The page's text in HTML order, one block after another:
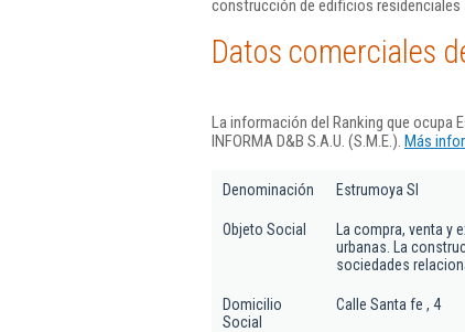
construcción de edificios residenciales
Datos comerciales
La información del Ranking que ocupa
INFORMA D&B S.A.U. (S.M.E.). Más
Denominación Estrumoya Sl
Objeto Social
La compra, venta
urbanas. La
sociedades
Domicilio
Social
Calle Santa fe , 4